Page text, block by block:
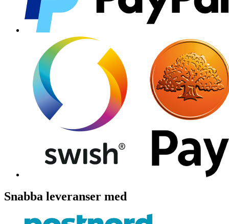
Snabba leveranser med